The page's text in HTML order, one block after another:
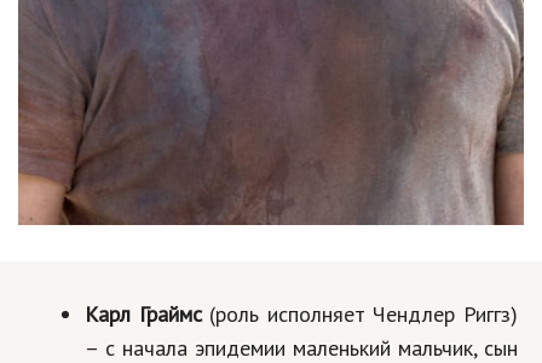
Карл Граймс(роль исполняет Чендлер Риггз)
– с начала эпидемии маленький мальчик, сын